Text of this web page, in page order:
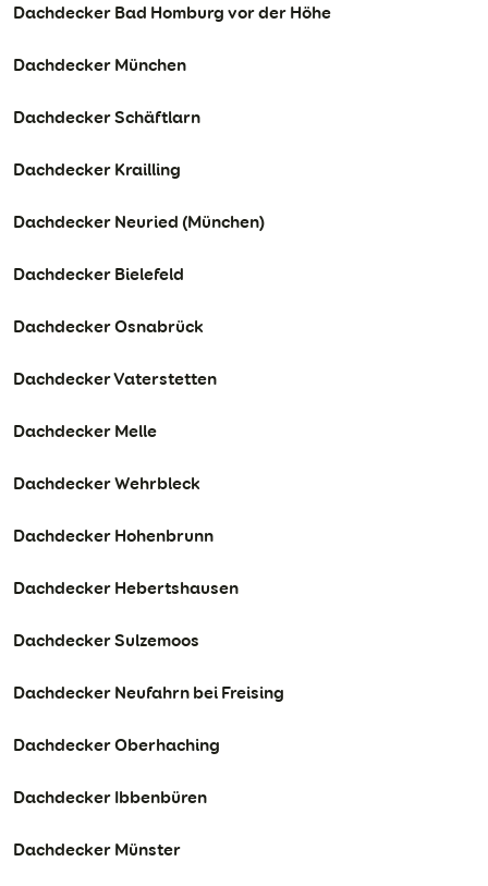
Dachdecker Bad Homburg vor der Höhe
Dachdecker München
Dachdecker Schäftlarn
Dachdecker Krailling
Dachdecker Neuried (München)
Dachdecker Bielefeld
Dachdecker Osnabrück
Dachdecker Vaterstetten
Dachdecker Melle
Dachdecker Wehrbleck
Dachdecker Hohenbrunn
Dachdecker Hebertshausen
Dachdecker Sulzemoos
Dachdecker Neufahrn bei Freising
Dachdecker Oberhaching
Dachdecker Ibbenbüren
Dachdecker Münster